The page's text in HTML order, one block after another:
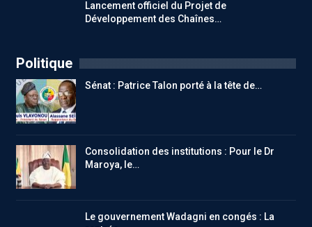
Lancement officiel du Projet de
Développement des Chaînes…
Politique
Sénat : Patrice Talon porté à la tête de…
Consolidation des institutions : Pour le Dr
Maroya, le…
Le gouvernement Wadagni en congés : La